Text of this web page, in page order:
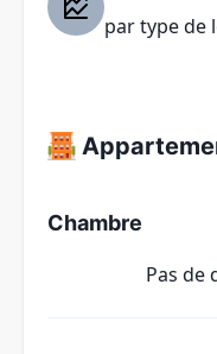
par type de
Chambre
Pas de